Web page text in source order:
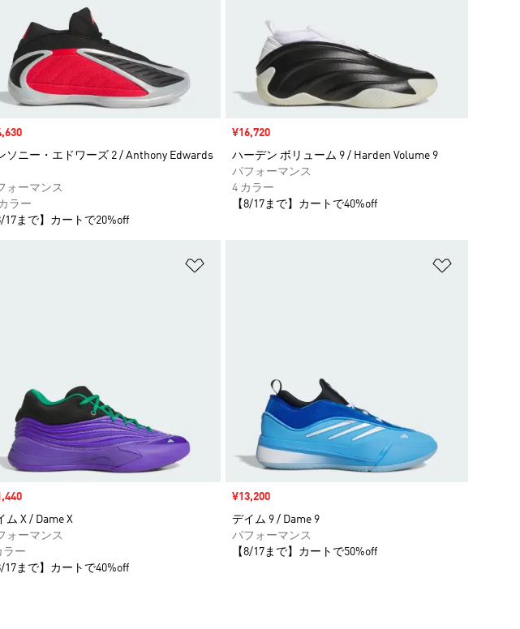
ル価格
ソニー・エドワーズ 2 / Anthony Edwards
ォーマンス
ラー
17まで】カートで20%off
セール価格
¥16,720
ハーデン ボリューム 9 / Harden Volume 9
パフォーマンス
4 カラー
【8/17まで】カートで40%off
ル価格
ム X / Dame X
ォーマンス
ラー
17まで】カートで40%off
セール価格
¥13,200
デイム 9 / Dame 9
パフォーマンス
【8/17まで】カートで50%off